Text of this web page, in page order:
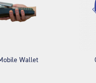
Wallet